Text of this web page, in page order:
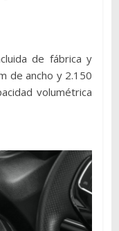
de fábrica y
de ancho y 2.150
volumétrica